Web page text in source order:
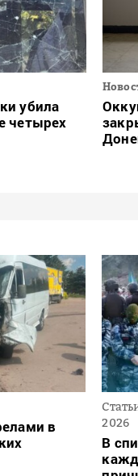
убила
четырех
в
2026
В